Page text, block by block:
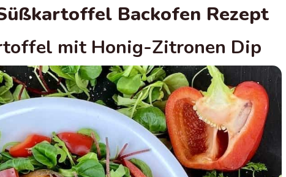
Backofen Rezept
mit Honig-Zitronen Dip